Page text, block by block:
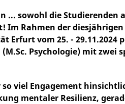
... sowohl die Studierenden
Rahmen der
Erfurt vom 25. - 29.11.2024
Psychologie) mit zwei
viel Engagement
mentaler Resilienz,